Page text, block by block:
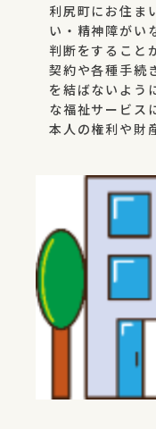
利尻町にお住ま
い・精神障がい
判断をすること
契約や各種手続
を結ばないよう
な福祉サービス
本人の権利や財